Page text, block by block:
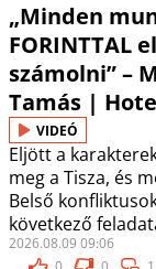
„Minden
FORINTTAL
számolni” –
Tamás |
VIDEÓ
Eljött a
meg a Tisza, és
Belső
következő
2026.08.09 09:06